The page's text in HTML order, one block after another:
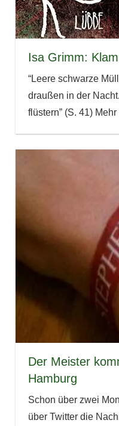
Isa Grimm:
“Leere schwarze
draußen in der
flüstern” (S. 41)
Der Meister
Hamburg
Schon über zwei
über Twitter die